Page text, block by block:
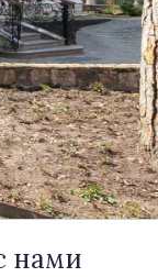
нами